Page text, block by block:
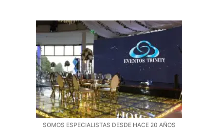
SOMOS ESPECIALISTAS DESDE HACE 20 AÑOS